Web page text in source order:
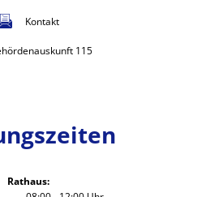
Kontakt
115
Rathaus: